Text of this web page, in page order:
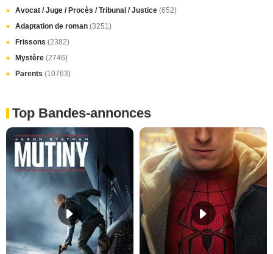
Avocat / Juge / Procès / Tribunal / Justice (652)
Adaptation de roman (3251)
Frissons (2382)
Mystère (2746)
Parents (10763)
Top Bandes-annonces